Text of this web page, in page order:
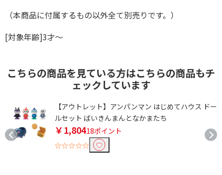
（本商品に付属するもの以外全て別売りです。）
[対象年齢]3才～
こちらの商品を見ている方はこちらの商品もチ
ェックしています
【アウトレット】アンパンマン はじめてハウス ドー
ルセット ばいきんまんとなかまたち
￥1,80418ポイント
☆☆☆☆☆